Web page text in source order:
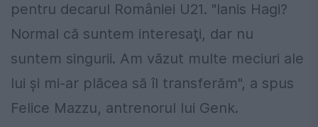
pentru decarul României U21. "Ianis Hagi?
Normal că suntem interesaţi, dar nu
suntem singurii. Am văzut multe meciuri ale
lui şi mi-ar plăcea să îl transferăm", a spus
Felice Mazzu, antrenorul lui Genk.